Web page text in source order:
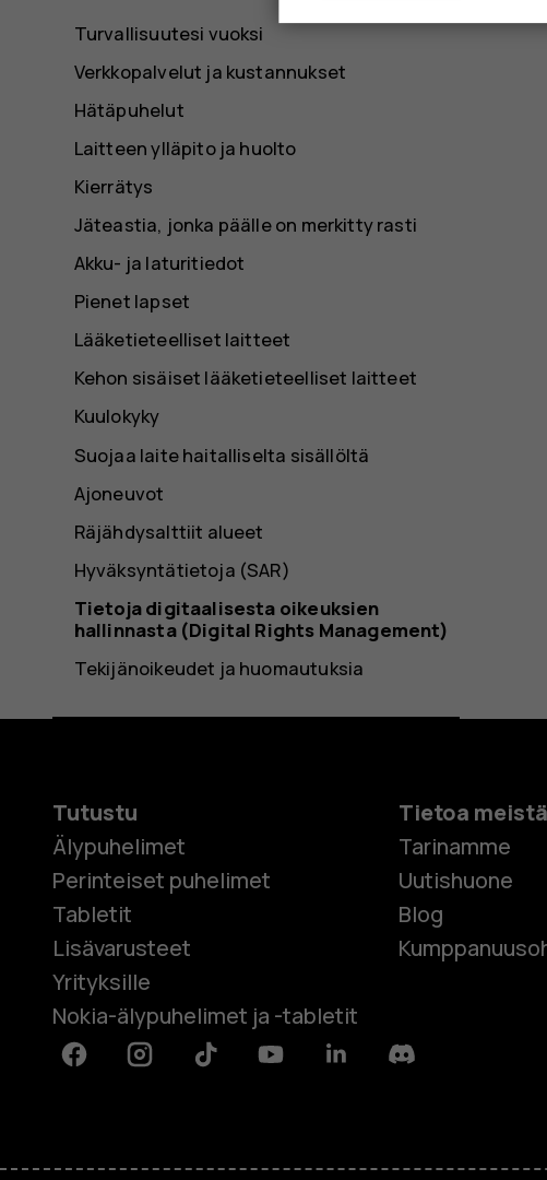
Turvallisuutesi vuoksi
Verkkopalvelut ja kustannukset
Hätäpuhelut
Laitteen ylläpito ja huolto
Kierrätys
Jäteastia, jonka päälle on merkitty rasti
Akku- ja laturitiedot
Pienet lapset
Lääketieteelliset laitteet
Kehon sisäiset lääketieteelliset laitteet
Kuulokyky
Suojaa laite haitalliselta sisällöltä
Ajoneuvot
Räjähdysalttiit alueet
Hyväksyntätietoja (SAR)
Tietoja digitaalisesta oikeuksien
hallinnasta (Digital Rights Management)
Tekijänoikeudet ja huomautuksia
Tutustu
Älypuhelimet
Perinteiset puhelimet
Tabletit
Lisävarusteet
Yrityksille
Nokia-älypuhelimet ja -tabletit
Tietoa meistä
Tarinamme
Uutishuone
Blog
FacebookInstagramTiktok YoutubeLinkedinDiscord